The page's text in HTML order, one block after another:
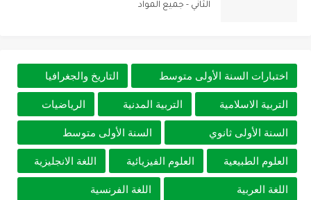
الثاني - جميع المواد
اختبارات السنة الأولى متوسط التاريخ والجغرافيا
التربية الاسلامية التربية المدنية الرياضيات
السنة الأولى ثانوي السنة الأولى متوسط
العلوم الطبيعية العلوم الفيزيائية اللغة الانجليزية
اللغة العربية اللغة الفرنسية